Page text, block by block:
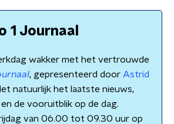
1 Journaal
wakker met het vertrouwde
, gepresenteerd door Astrid
natuurlijk het laatste nieuws,
de vooruitblik op de dag.
van 06.00 tot 09.30 uur op